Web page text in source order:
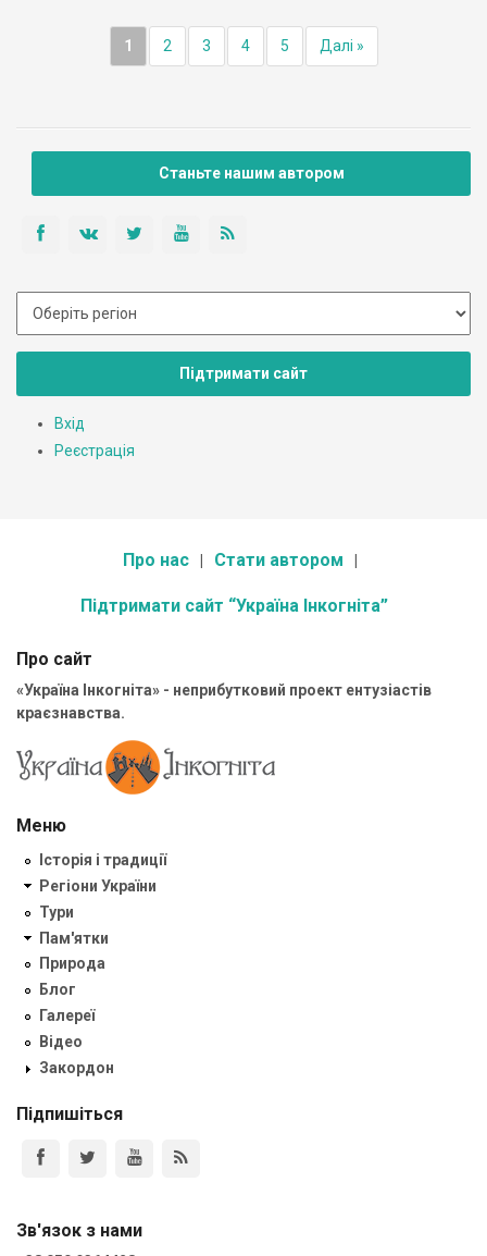
1 2 3 4 5 Далі »
Станьте нашим автором
Підтримати сайт
Вхід
Реєстрація
Про нас Стати автором
Підтримати сайт “Україна Інкогніта”
Про сайт
«Україна Інкогніта» - неприбутковий проект ентузіастів
краєзнавства.
Меню
Історія і традиції
Регіони України
Тури
Пам'ятки
Природа
Блог
Галереї
Відео
Закордон
Підпишіться
Зв'язок з нами